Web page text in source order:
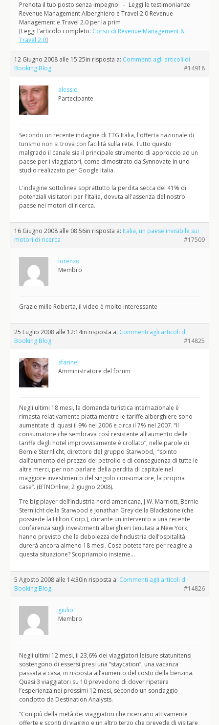
Prenota il tuo posto senza impegno! – Leggi le testimonianze
Revenue Management Alberghiero e Travel 2.0 Revenue
Management e Travel 2.0 per la prim
[Leggi l’articolo completo: Corso di Revenue Management &
Travel 2.0]
12 Giugno 2008 alle 15:25in risposta a: Commenti agli articoli di
Booking Blog
#14918
alessio
Partecipante
Secondo un recente indagine di TTG Italia, l'offerta nazionale di
turismo non si trova con facilità sulla rete. Tutto questo
malgrado il canale sia il principale strumento di approccio ad un
paese per i viaggiatori, come dimostrato da Synnovate in uno
studio realizzato per Google Italia.
L'indagine sottolinea soprattutto la perdita secca del 41% di
potenziali visitatori per l'Italia, dovuta all'assenza del nostro
paese nei motori di ricerca.
16 Giugno 2008 alle 08:56in risposta a: Italia, un paese invisibile sui
motori di ricerca
#17509
lorenzo
Membro
Grazie mille Roberta, il video è molto interessante
25 Luglio 2008 alle 12:14in risposta a: Commenti agli articoli di
Booking Blog
#14825
sfarinel
Amministratore del forum
Negli ultimi 18 mesi, la domanda turistica internazionale è
rimasta relativamente piatta mentre le tariffe alberghiere sono
aumentate di quasi il 9% nel 2006 e circa il 7% nel 2007. “Il
consumatore che sembrava così resistente all'aumento delle
tariffe degli hotel improvvisamente è crollato”, nelle parole di
Bernie Sternlicht, direttore del gruppo Starwood, “spinto
dall’aumento del prezzo del petrolio e di conseguenza di tutte le
altre merci, per non parlare della perdita di capitale nel
maggiore investimento del singolo consumatore, la propria
casa”. (BTNOnline, 2 giugno 2008).
Tre big player dell’industria nord americana, J.W. Marriott, Bernie
Sternlicht della Starwood e Jonathan Grey della Blackstone (che
possiede la Hilton Corp.), durante un intervento a una recente
conferenza sugli investimenti alberghieri tenutasi a New York,
hanno previsto che la debolezza dell’industria dell’ospitalità
durerà ancora almeno 18 mesi. Cosa potete fare per reagire a
questa situazione? Scopriamolo insieme…
5 Agosto 2008 alle 14:30in risposta a: Commenti agli articoli di
Booking Blog
#14826
giulio
Membro
Negli ultimi 12 mesi, il 23,6% dei viaggiatori leisure statunitensi
sostengono di essersi presi una “staycation”, una vacanza
passata a casa, in risposta all’aumento del costo della benzina.
Quasi 3 viaggiatori su 10 prevedono di dover ripetere
l’esperienza nei prossimi 12 mesi, secondo un sondaggio
condotto da Destination Analysts.
“Con più della metà dei viaggiatori che ricercano attivamente
offerte e sconti di viaggio e un altro terzo che prevede di visitare